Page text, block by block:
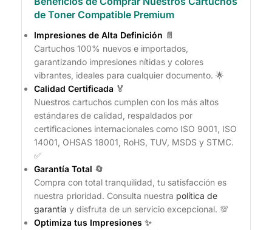
de Toner Compatible Premium
Impresiones de Alta Definición 📄
Cartuchos 100% nuevos e importados,
garantizando impresiones nítidas y colores
vibrantes, ideales para cualquier documento. 🌟
Calidad Certificada 🏅
Nuestros cartuchos cumplen con los más altos
estándares de calidad, respaldados por
certificaciones internacionales como ISO 9001, ISO
14001, OHSAS 18001, RoHS, TUV, MSDS y STMC.
✅
Garantía Total 🔄
Compra con total tranquilidad, tu satisfacción es
nuestra prioridad. Consulta nuestra política de
garantía y disfruta de un servicio excepcional. 💯
Optimiza tus Impresiones ✨